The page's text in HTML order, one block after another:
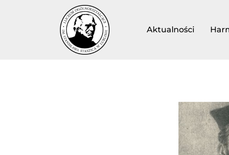
Aktualności